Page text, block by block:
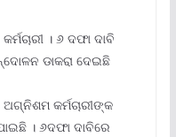
। ୬ ଦଫା ଦାବି
ଡାକରା ଦେଇଛି
ଅଗ୍ନିଶମ କର୍ମଚାରୀଙ୍କ
। ୬ଦଫା ଦାବିରେ